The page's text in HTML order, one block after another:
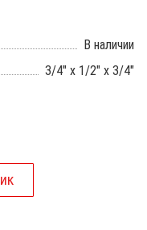
В наличии
3/4" x 1/2" x 3/4"